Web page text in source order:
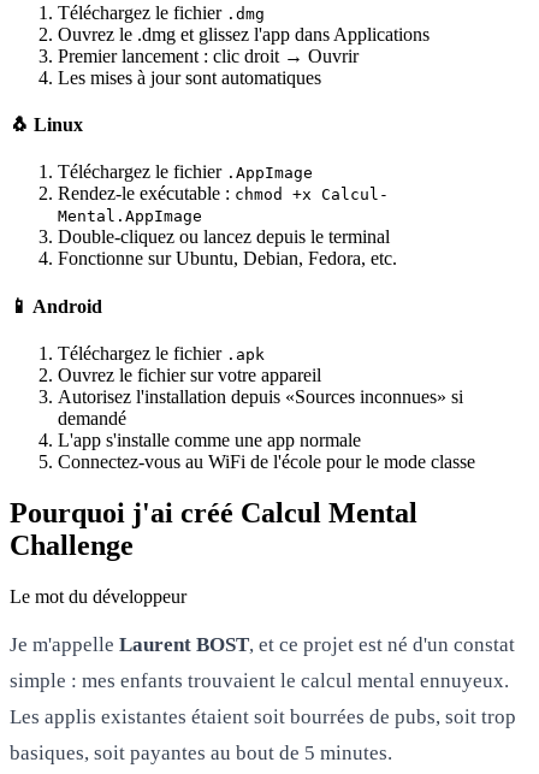
Téléchargez le fichier .dmg
Ouvrez le .dmg et glissez l'app dans Applications
Premier lancement : clic droit → Ouvrir
Les mises à jour sont automatiques
🐧 Linux
Téléchargez le fichier .AppImage
Rendez-le exécutable : chmod +x Calcul-
Mental.AppImage
Double-cliquez ou lancez depuis le terminal
Fonctionne sur Ubuntu, Debian, Fedora, etc.
📱 Android
Téléchargez le fichier .apk
Ouvrez le fichier sur votre appareil
Autorisez l'installation depuis «Sources inconnues» si
demandé
L'app s'installe comme une app normale
Connectez-vous au WiFi de l'école pour le mode classe
Pourquoi j'ai créé Calcul Mental
Challenge
Le mot du développeur
Je m'appelle Laurent BOST, et ce projet est né d'un constat
simple : mes enfants trouvaient le calcul mental ennuyeux.
Les applis existantes étaient soit bourrées de pubs, soit trop
basiques, soit payantes au bout de 5 minutes.